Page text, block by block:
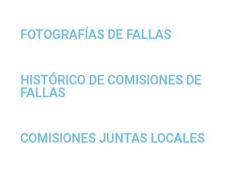
FOTOGRAFÍAS DE FALLAS
HISTÓRICO DE COMISIONES DE
FALLAS
COMISIONES JUNTAS LOCALES